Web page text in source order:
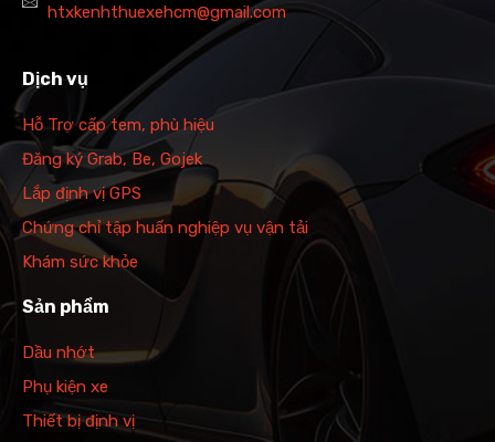
htxkenhthuexehcm@gmail.com
Dịch vụ
Hỗ Trợ cấp tem, phù hiệu
Đăng ký Grab, Be, Gojek
Lắp định vị GPS
Chứng chỉ tập huấn nghiệp vụ vận tải
Khám sức khỏe
Sản phẩm
Dầu nhớt
Phụ kiện xe
Thiết bị định vị